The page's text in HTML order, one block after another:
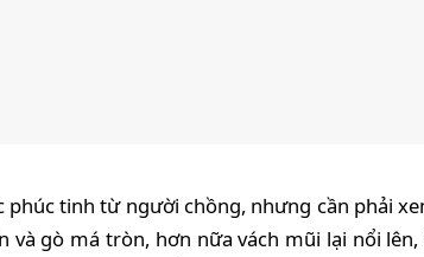
tinh từ người chồng, nhưng cần phải
gò má tròn, hơn nữa vách mũi lại nổi